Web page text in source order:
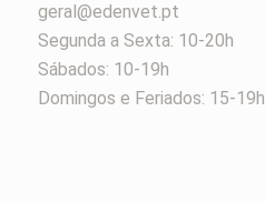
geral@edenvet.pt
Segunda a Sexta: 10-20h
Sábados: 10-19h
Domingos e Feriados: 15-19h